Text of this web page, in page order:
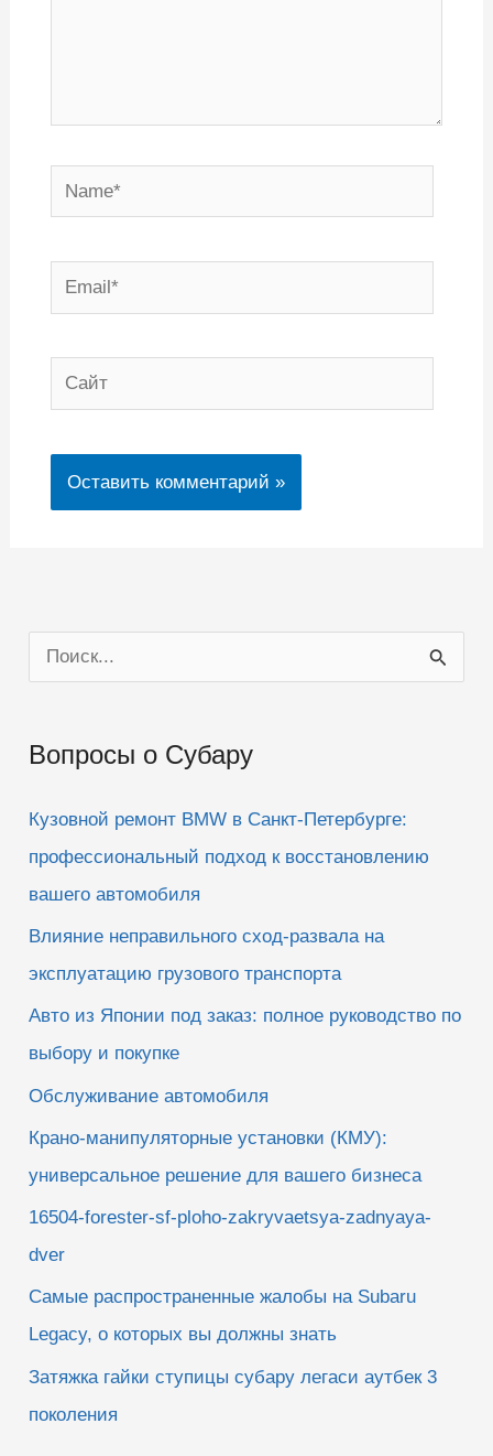
Name*
Email*
Сайт
о
с
Вопросы о Субару
Кузовной ремонт BMW в Санкт-Петербурге:
профессиональный подход к восстановлению
вашего автомобиля
Влияние неправильного сход-развала на
эксплуатацию грузового транспорта
Авто из Японии под заказ: полное руководство по
выбору и покупке
Обслуживание автомобиля
Крано-манипуляторные установки (КМУ):
универсальное решение для вашего бизнеса
16504-forester-sf-ploho-zakryvaetsya-zadnyaya-
dver
Самые распространенные жалобы на Subaru
Legacy, о которых вы должны знать
Затяжка гайки ступицы субару легаси аутбек 3
поколения